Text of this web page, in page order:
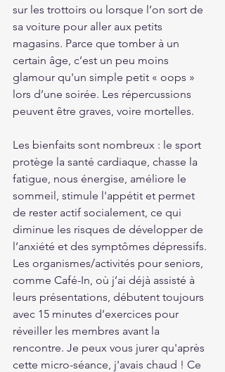
sur les trottoirs ou lorsque l’on sort de
sa voiture pour aller aux petits
magasins. Parce que tomber à un
certain âge, c’est un peu moins
glamour qu'un simple petit « oops »
lors d’une soirée. Les répercussions
peuvent être graves, voire mortelles.
Les bienfaits sont nombreux : le sport
protège la santé cardiaque, chasse la
fatigue, nous énergise, améliore le
sommeil, stimule l'appétit et permet
de rester actif socialement, ce qui
diminue les risques de développer de
l’anxiété et des symptômes dépressifs.
Les organismes/activités pour seniors,
comme Café-In, où j’ai déjà assisté à
leurs présentations, débutent toujours
avec 15 minutes d’exercices pour
réveiller les membres avant la
rencontre. Je peux vous jurer qu'après
cette micro-séance, j'avais chaud ! Ce